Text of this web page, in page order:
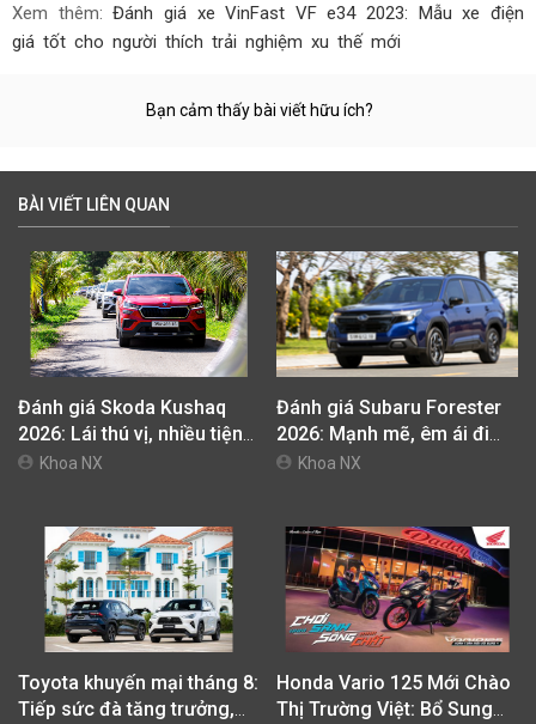
Xem thêm:Đánh giá xe VinFast VF e34 2023: Mẫu xe điện
giá tốt cho người thích trải nghiệm xu thế mới
Bạn cảm thấy bài viết hữu ích?
BÀI VIẾT LIÊN QUAN
Đánh giá Skoda Kushaq
2026: Lái thú vị, nhiều tiện
nghi, giá cạnh tranh
Khoa NX
Đánh giá Subaru Forester
2026: Mạnh mẽ, êm ái đi
cùng hệ thống ADAS hoàn
Khoa NX
Toyota khuyến mại tháng 8:
Tiếp sức đà tăng trưởng,
Honda Vario 125 Mới Chào
Thị Trường Việt: Bổ Sung